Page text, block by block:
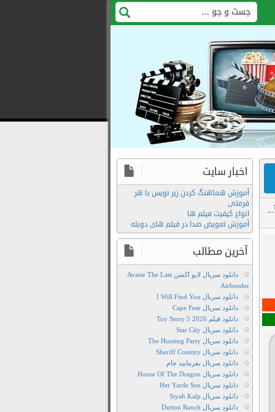
,
Download
Film
The
Prestige
2006
Film2Movie
Society
the
Snow
آدرس
جديد
فيلم
اخبار سایت
آموزش هماهنگ کردن زیر نویس با هر
فرمتی
انواع کیفیت فیلم ها
آموزش تعویض صدا در فیلم های دوبله
آخرین مطالب
دانلود سریال لایو اکشن Avatar The Last
Airbender
دانلود سریال I Will Find You
دانلود سریال Cape Fear
دانلود فیلم Toy Story 5 2026
دانلود سریال Star City
دانلود سریال The Hunting Party
دانلود سریال Sheriff Country
دانلود سریال بفرمایید جام
دانلود سریال House Of The Dragon
دانلود سریال Her Yarde Sen
دانلود سریال Siyah Kalp
دانلود سریال Dutton Ranch